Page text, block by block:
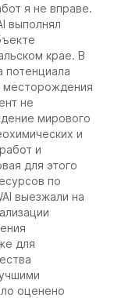
я не вправе.
выполнял
крае. В
потенциала
месторождения
не
мирового
и
и
для этого
по
выезжали на
для
оценено